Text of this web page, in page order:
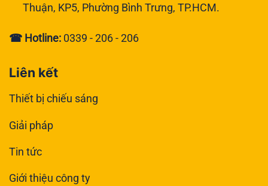
Thuận, KP5, Phường Bình Trưng, TP.HCM.
☎ Hotline: 0339 - 206 - 206
Liên kết
Thiết bị chiếu sáng
Giải pháp
Tin tức
Giới thiệu công ty